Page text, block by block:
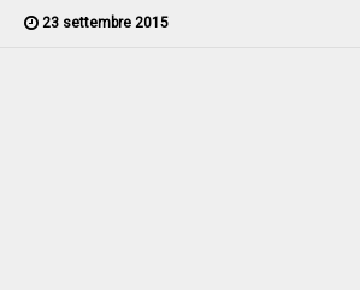
23 settembre 2015